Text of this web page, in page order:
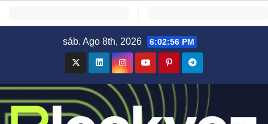
sáb. Ago 8th, 2026 6:02:57 PM